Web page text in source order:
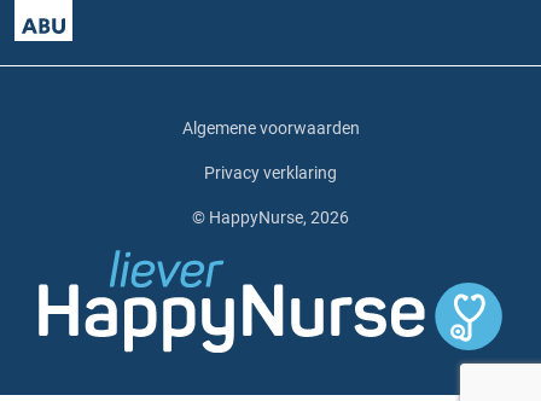
Algemene voorwaarden
Privacy verklaring
© HappyNurse, 2026